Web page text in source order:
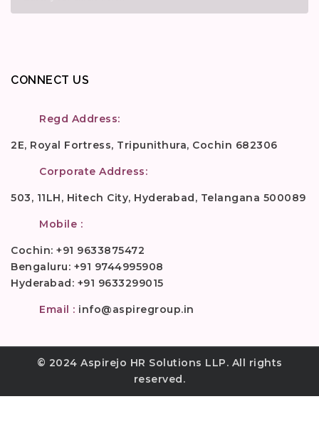
CONNECT US
Regd Address:
2E, Royal Fortress, Tripunithura, Cochin 682306
Corporate Address:
503, 11LH, Hitech City, Hyderabad, Telangana 500089
Mobile :
Cochin: +91 9633875472
Bengaluru: +91 9744995908
Hyderabad: +91 9633299015
Email : info@aspiregroup.in
© 2024 Aspirejo HR Solutions LLP. All rights
reserved.